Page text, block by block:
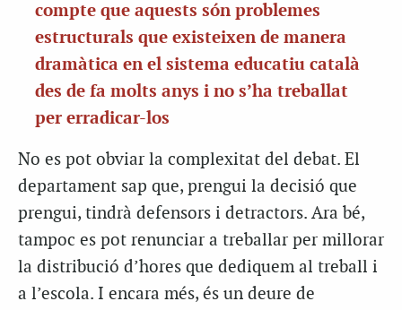
compte que aquests són problemes
estructurals que existeixen de manera
dramàtica en el sistema educatiu català
des de fa molts anys i no s’ha treballat
per erradicar-los
No es pot obviar la complexitat del debat. El
departament sap que, prengui la decisió que
prengui, tindrà defensors i detractors. Ara bé,
tampoc es pot renunciar a treballar per millorar
la distribució d’hores que dediquem al treball i
a l’escola. I encara més, és un deure de